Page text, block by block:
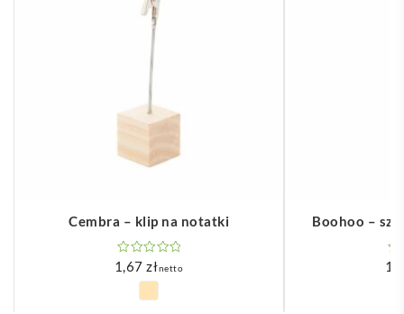
Cembra – klip na notatki
1,67złnetto
Boohoo –